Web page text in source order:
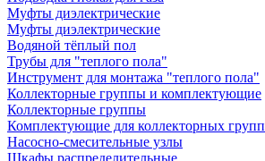
Муфты диэлектрические
Муфты диэлектрические
Водяной тёплый пол
Трубы для "теплого пола"
Инструмент для монтажа "теплого пола"
Коллекторные группы и комплектующие
Коллекторные группы
Комплектующие для коллекторных групп
Насосно-смесительные узлы
Шкафы распределительные